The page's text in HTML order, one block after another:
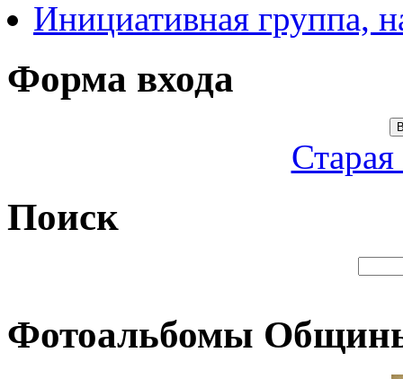
Инициативная группа,
Форма входа
Поиск
Фотоальбомы